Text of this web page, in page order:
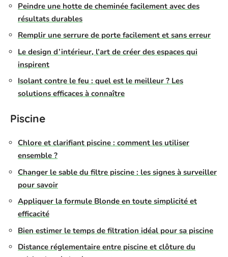
Peindre une hotte de cheminée facilement avec des
résultats durables
Remplir une serrure de porte facilement et sans erreur
Le design d’intérieur, l’art de créer des espaces qui
inspirent
Isolant contre le feu : quel est le meilleur ? Les
solutions efficaces à connaître
Piscine
Chlore et clarifiant piscine : comment les utiliser
ensemble ?
Changer le sable du filtre piscine : les signes à surveiller
pour savoir
Appliquer la formule Blonde en toute simplicité et
efficacité
Bien estimer le temps de filtration idéal pour sa piscine
Distance réglementaire entre piscine et clôture du